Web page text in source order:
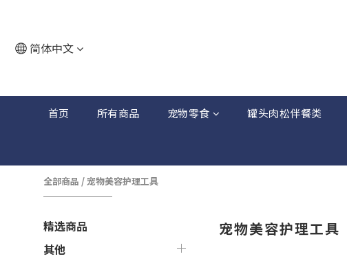
简体中文
首页 所有商品 宠物零食 罐头肉松伴餐类
全部商品 /宠物美容护理工具
精选商品
其他
宠物美容护理工具